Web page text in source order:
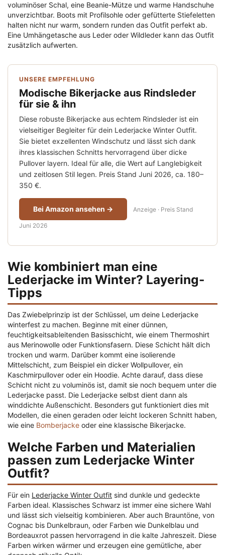
voluminöser Schal, eine Beanie-Mütze und warme Handschuhe
unverzichtbar. Boots mit Profilsohle oder gefütterte Stiefeletten
halten nicht nur warm, sondern runden das Outfit perfekt ab.
Eine Umhängetasche aus Leder oder Wildleder kann das Outfit
zusätzlich aufwerten.
UNSERE EMPFEHLUNG
Modische Bikerjacke aus Rindsleder
für sie & ihn
Diese robuste Bikerjacke aus echtem Rindsleder ist ein
vielseitiger Begleiter für dein Lederjacke Winter Outfit.
Sie bietet exzellenten Windschutz und lässt sich dank
ihres klassischen Schnitts hervorragend über dicke
Pullover layern. Ideal für alle, die Wert auf Langlebigkeit
und zeitlosen Stil legen. Preis Stand Juni 2026, ca. 180–
350 €.
Bei Amazon ansehen → Anzeige · Preis Stand
Juni 2026
Wie kombiniert man eine
Lederjacke im Winter? Layering-
Tipps
Das Zwiebelprinzip ist der Schlüssel, um deine Lederjacke
winterfest zu machen. Beginne mit einer dünnen,
feuchtigkeitsableitenden Basisschicht, wie einem Thermoshirt
aus Merinowolle oder Funktionsfasern. Diese Schicht hält dich
trocken und warm. Darüber kommt eine isolierende
Mittelschicht, zum Beispiel ein dicker Wollpullover, ein
Kaschmirpullover oder ein Hoodie. Achte darauf, dass diese
Schicht nicht zu voluminös ist, damit sie noch bequem unter die
Lederjacke passt. Die Lederjacke selbst dient dann als
winddichte Außenschicht. Besonders gut funktioniert dies mit
Modellen, die einen geraden oder leicht lockeren Schnitt haben,
wie eine Bomberjacke oder eine klassische Bikerjacke.
Welche Farben und Materialien
passen zum Lederjacke Winter
Outfit?
Für ein Lederjacke Winter Outfit sind dunkle und gedeckte
Farben ideal. Klassisches Schwarz ist immer eine sichere Wahl
und lässt sich vielseitig kombinieren. Aber auch Brauntöne, von
Cognac bis Dunkelbraun, oder Farben wie Dunkelblau und
Bordeauxrot passen hervorragend in die kalte Jahreszeit. Diese
Farben wirken wärmer und erzeugen eine gemütliche, aber